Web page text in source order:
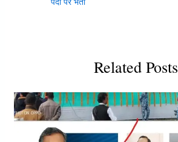
Related Posts